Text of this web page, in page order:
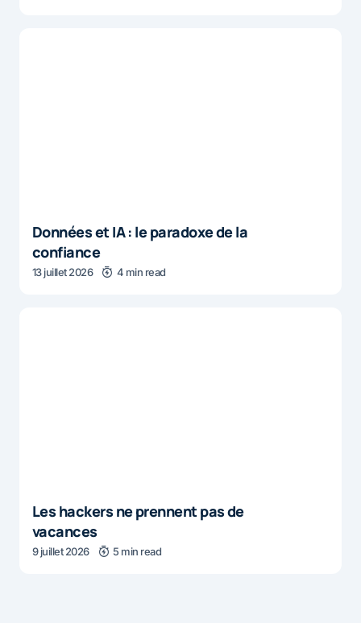
Données et IA : le paradoxe de la
confiance
13 juillet 2026 4 min read
Les hackers ne prennent pas de
vacances
9 juillet 2026 5 min read